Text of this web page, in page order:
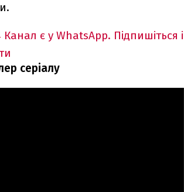
Канал є у WhatsApp. Підпишіться і
серіалу